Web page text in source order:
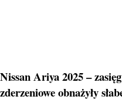
Nissan Ariya 2025 –
zderzeniowe obnażyły